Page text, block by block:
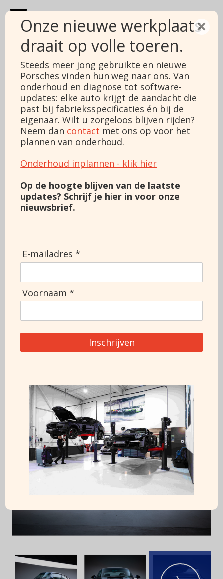
Porsche 911
3.6 Coupé
Price € 98.495
Margin/VAT Marge
Type 3.6 Coupé
Construction year 1992
Mileage 351566
Fueltype Gasoline
Engine capacity 3600
Transmission Manual
Gears 5
Cylinders
Ask for more information
×
Onze nieuwe werkplaats
draait op volle toeren.
Steeds meer jong gebruikte en nieuwe
Porsches vinden hun weg naar ons. Van
onderhoud en diagnose tot software-
updates: elke auto krijgt de aandacht die
past bij fabrieksspecificaties én bij de
eigenaar. Wilt u zorgeloos blijven rijden?
Neem dan contact met ons op voor het
plannen van onderhoud.
Onderhoud inplannen - klik hier
Op de hoogte blijven van de laatste
updates? Schrijf je hier in voor onze
nieuwsbrief.
E-mailadres *
Voornaam *
Inschrijven